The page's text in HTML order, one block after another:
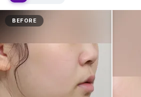
BEFORE